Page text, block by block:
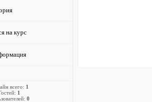
на курс
всего: 1
1
0